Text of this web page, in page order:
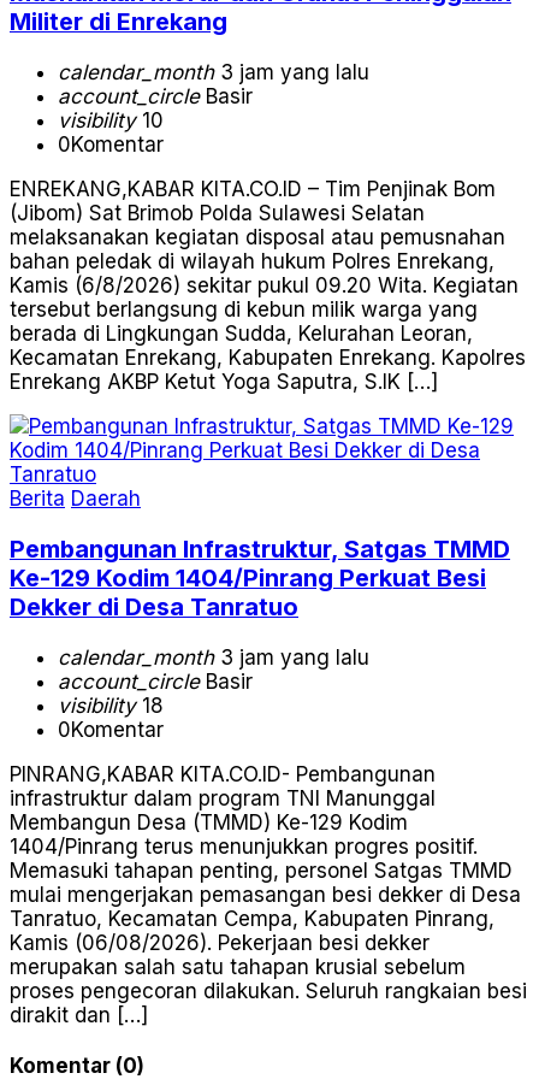
Militer di Enrekang
calendar_month3 jam yang lalu
account_circleBasir
visibility10
0Komentar
ENREKANG,KABAR KITA.CO.ID – Tim Penjinak Bom
(Jibom) Sat Brimob Polda Sulawesi Selatan
melaksanakan kegiatan disposal atau pemusnahan
bahan peledak di wilayah hukum Polres Enrekang,
Kamis (6/8/2026) sekitar pukul 09.20 Wita. Kegiatan
tersebut berlangsung di kebun milik warga yang
berada di Lingkungan Sudda, Kelurahan Leoran,
Kecamatan Enrekang, Kabupaten Enrekang. Kapolres
Enrekang AKBP Ketut Yoga Saputra, S.IK […]
Berita Daerah
Pembangunan Infrastruktur, Satgas TMMD
Ke-129 Kodim 1404/Pinrang Perkuat Besi
Dekker di Desa Tanratuo
calendar_month3 jam yang lalu
account_circleBasir
visibility18
0Komentar
PINRANG,KABAR KITA.CO.ID- Pembangunan
infrastruktur dalam program TNI Manunggal
Membangun Desa (TMMD) Ke-129 Kodim
1404/Pinrang terus menunjukkan progres positif.
Memasuki tahapan penting, personel Satgas TMMD
mulai mengerjakan pemasangan besi dekker di Desa
Tanratuo, Kecamatan Cempa, Kabupaten Pinrang,
Kamis (06/08/2026). Pekerjaan besi dekker
merupakan salah satu tahapan krusial sebelum
proses pengecoran dilakukan. Seluruh rangkaian besi
dirakit dan […]
Komentar (0)